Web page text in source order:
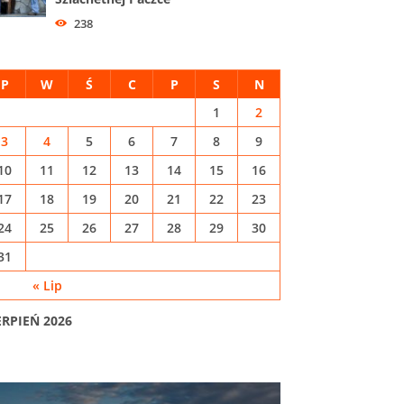
238
2026
P W Ś C P S N
« Lip
1
2
3
4 5 6 7 8
9
11 12 13 14 15
16
18 19 20 21 22
23
25 26 27 28 29
30